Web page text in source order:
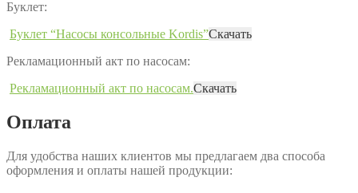
Буклет:
Буклет “Насосы консольные Kordis”Скачать
Рекламационный акт по насосам:
Рекламационный акт по насосам.Скачать
Оплата
Для удобства наших клиентов мы предлагаем два способа
оформления и оплаты нашей продукции: